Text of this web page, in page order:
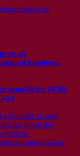
Bamberg:
(MH),
Kontakt zu uns!
der Inhalt der
entsprechenden